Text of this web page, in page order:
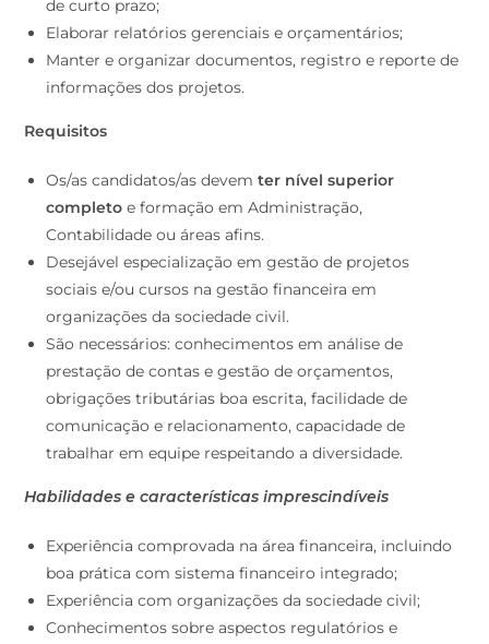
Elaborar relatórios gerenciais e orçamentários;
Manter e organizar documentos, registro e reporte de
informações dos projetos.
completoe formação em Administração,
Contabilidade ou áreas afins.
Desejável especialização em gestão de projetos
sociais e/ou cursos na gestão financeira em
organizações da sociedade civil.
São necessários: conhecimentos em análise de
prestação de contas e gestão de orçamentos,
obrigações tributárias boa escrita, facilidade de
comunicação e relacionamento, capacidade de
trabalhar em equipe respeitando a diversidade.
boa prática com sistema financeiro integrado;
Experiência com organizações da sociedade civil;
Conhecimentos sobre aspectos regulatórios e
normativos que incidem sobre organizações sem fins